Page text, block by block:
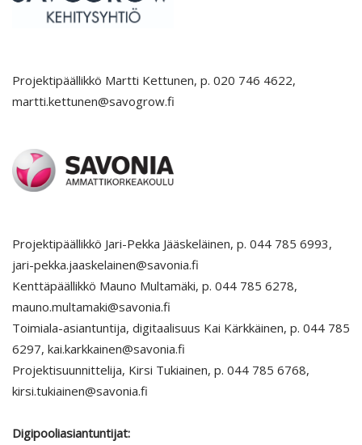
Projektipäällikkö Martti Kettunen, p. 020 746 4622,
martti.kettunen@savogrow.fi
Projektipäällikkö Jari-Pekka Jääskeläinen, p. 044 785 6993,
jari-pekka.jaaskelainen@savonia.fi
Kenttäpäällikkö Mauno Multamäki, p. 044 785 6278,
mauno.multamaki@savonia.fi
Toimiala-asiantuntija, digitaalisuus Kai Kärkkäinen, p. 044 785
6297, kai.karkkainen@savonia.fi
Projektisuunnittelija, Kirsi Tukiainen, p. 044 785 6768,
kirsi.tukiainen@savonia.fi
Digipooliasiantuntijat: